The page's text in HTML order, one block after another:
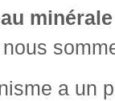
a un